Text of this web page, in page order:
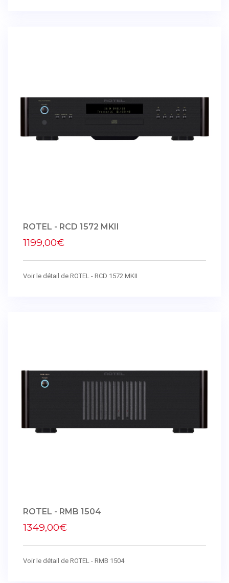
ROTEL - RCD 1572 MKII
1199,00€
Voir le détail de ROTEL - RCD 1572 MKII
ROTEL - RMB 1504
1349,00€
Voir le détail de ROTEL - RMB 1504